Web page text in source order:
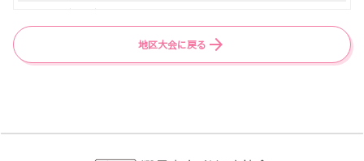
31
地区大会に戻る